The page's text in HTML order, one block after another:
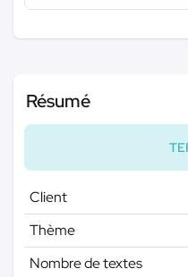
Résumé
Client
Thème
Nombre de textes